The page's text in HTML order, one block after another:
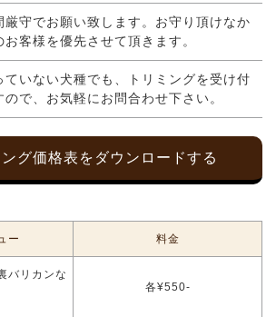
厳守でお願い致します。お守り頂けなか
客様を優先させて頂きます。
ていない犬種でも、トリミングを受け付
で、お気軽にお問合わせ下さい。
ング価格表をダウンロードする
ー 料金
バリカンな
各¥550-